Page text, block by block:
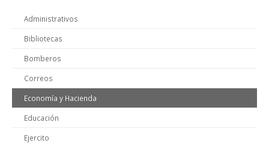
Administrativos
Bibliotecas
Bomberos
Correos
Economía y Hacienda
Educación
Ejercito